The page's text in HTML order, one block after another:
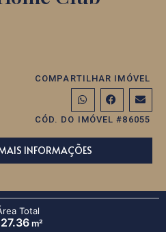
COMPARTILHAR IMÓVEL
CÓD. DO IMÓVEL #86055
INFORMAÇÕES
Total
m²